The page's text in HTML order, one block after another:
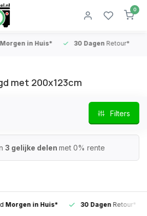
0
in Huis* 30 DagenRetour*
met 200x123cm
Filters
3 gelijke delen met 0% rente
in Huis* 30 DagenRetour*